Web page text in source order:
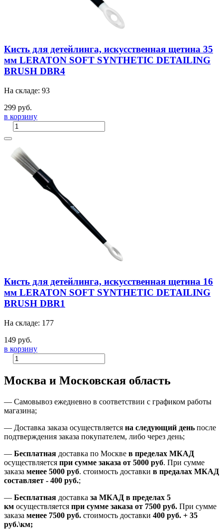
Кисть для детейлинга, искусственная щетина 35
мм LERATON SOFT SYNTHETIC DETAILING
BRUSH DBR4
На складе: 93
299 руб.
в корзину
Кисть для детейлинга, искусственная щетина 16
мм LERATON SOFT SYNTHETIC DETAILING
BRUSH DBR1
На складе: 177
149 руб.
в корзину
Москва и Московская область
— Самовывоз ежедневно в соответствии с графиком работы
магазина;
— Доставка заказа осуществляется на следующий день после
подтверждения заказа покупателем, либо через день;
— Бесплатная доставка по Москве в пределах МКАД
осуществляется при сумме заказа от 5000 руб. При сумме
заказа менее 5000 руб. стоимость доставки в предалах МКАД
составляет - 400 руб.;
— Бесплатная доставка за МКАД в пределах 5
км осуществляется при сумме заказа от 7500 руб. При сумме
заказа менее 7500 руб. стоимость доставки 400 руб. + 35
руб.\км;